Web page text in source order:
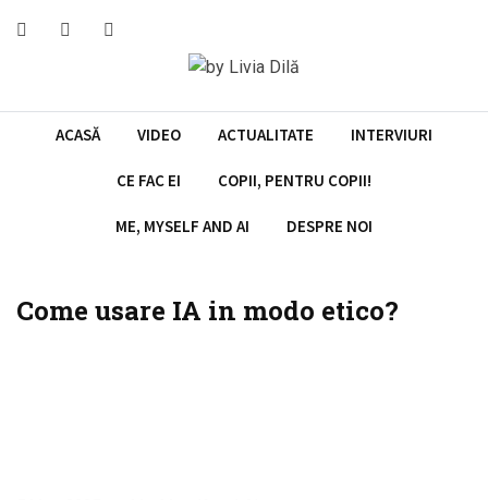
ACASĂ VIDEO ACTUALITATE INTERVIURI
CE FAC EI COPII, PENTRU COPII!
ME, MYSELF AND AI DESPRE NOI
Come usare IA in modo etico?